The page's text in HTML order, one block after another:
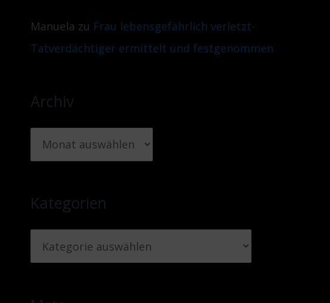
Manuela zu Frau lebensgefährlich verletzt-
Tatverdächtiger ermittelt und festgenommen
Archiv
Kategorien